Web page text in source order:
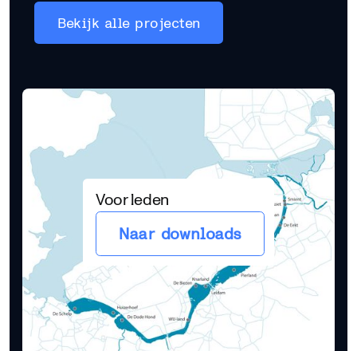
Bekijk alle projecten
Voor leden
Naar downloads